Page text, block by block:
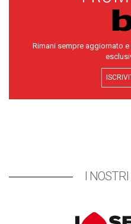
Rimani sempre aggiornato
I